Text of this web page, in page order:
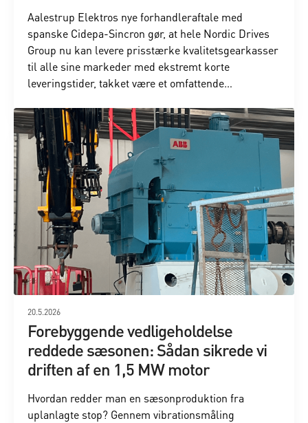
Aalestrup Elektros nye forhandleraftale med
spanske Cidepa-Sincron gør, at hele Nordic Drives
Group nu kan levere prisstærke kvalitetsgearkasser
til alle sine markeder med ekstremt korte
leveringstider, takket være et omfattende
20.5.2026
Forebyggende vedligeholdelse
reddede sæsonen: Sådan sikrede vi
driften af en 1,5 MW motor
Hvordan redder man en sæsonproduktion fra
uplanlagte stop? Gennem vibrationsmåling